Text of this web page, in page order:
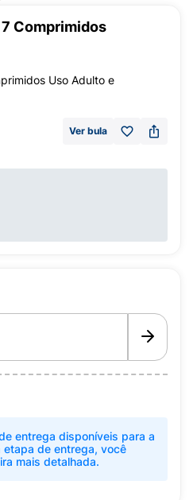
Comprimidos
Uso Adulto e
Ver bula
entrega disponíveis para a
etapa de entrega, você
mais detalhada.